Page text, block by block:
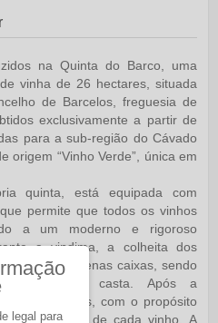
na Quinta do Barco , uma
vinha de 26 hectares, situada
de Barcelos, freguesia de
exclusivamente a partir de
para a sub-região do Cávado
origem “Vinho Verde”, única em
quinta, está equipada com
permite que todos os vinhos
a um moderno e rigoroso
a vindima, a colheita dos
em pequenas caixas, sendo
de cada casta. Após a
diversos lotes, com o propósito
pretendidas de cada vinho. A
legal para